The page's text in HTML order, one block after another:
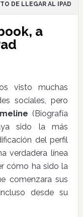
DE LLEGAR AL IPAD
a
visto muchas
sociales, pero
(Biografía
sido la más
del perfil
verdadera línea
cómo ha sido la
comenzara sus
desde su